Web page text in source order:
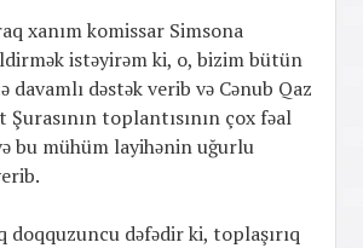
xanım komissar Simsona
istəyirəm ki, o, bizim bütün
davamlı dəstək verib və Cənub Qaz
Şurasının toplantısının çox fəal
bu mühüm layihənin uğurlu
doqquzuncu dəfədir ki, toplaşırıq